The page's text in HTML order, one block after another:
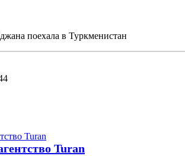
поехала в Туркменистан
Turan